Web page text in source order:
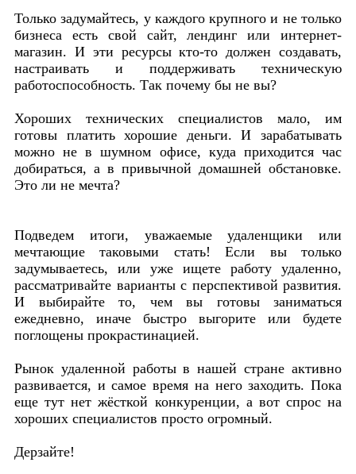
Только задумайтесь, у каждого крупного и не только
бизнеса есть свой сайт, лендинг или интернет-
магазин. И эти ресурсы кто-то должен создавать,
настраивать и поддерживать техническую
работоспособность. Так почему бы не вы?
Хороших технических специалистов мало, им
готовы платить хорошие деньги. И зарабатывать
можно не в шумном офисе, куда приходится час
добираться, а в привычной домашней обстановке.
Это ли не мечта?
Подведем итоги, уважаемые удаленщики или
мечтающие таковыми стать! Если вы только
задумываетесь, или уже ищете работу удаленно,
рассматривайте варианты с перспективой развития.
И выбирайте то, чем вы готовы заниматься
ежедневно, иначе быстро выгорите или будете
поглощены прокрастинацией.
Рынок удаленной работы в нашей стране активно
развивается, и самое время на него заходить. Пока
еще тут нет жёсткой конкуренции, а вот спрос на
хороших специалистов просто огромный.
Дерзайте!